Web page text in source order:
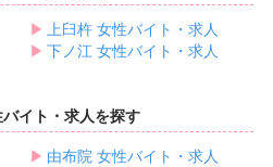
▶︎ 上臼杵 女性バイト・求人
▶︎ 下ノ江 女性バイト・求人
イト・求人を探す
▶︎ 由布院 女性バイト・求人